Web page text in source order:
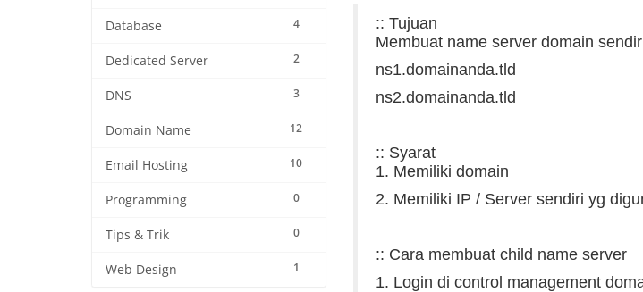
4
Database
2
Dedicated Server
3
DNS
12
Domain Name
10
Email Hosting
0
Programming
0
Tips & Trik
1
Web Design
:: Tujuan
Membuat name server domain
ns1.domainanda.tld
ns2.domainanda.tld
:: Syarat
1. Memiliki domain
2. Memiliki IP / Server sendiri yg
:: Cara membuat child name server
1. Login di control management